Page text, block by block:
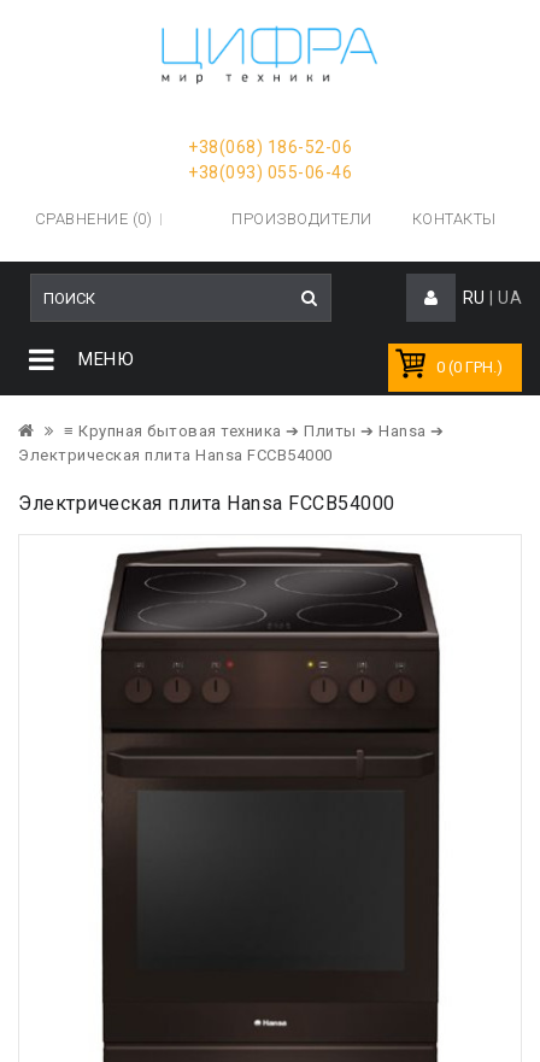
+38(068) 186-52-06
+38(093) 055-06-46
СРАВНЕНИЕ (0) ПРОИЗВОДИТЕЛИ КОНТАКТЫ
RU UA
0 (0 ГРН.)
МЕНЮ
≡ Крупная бытовая техника ➔ Плиты ➔ Hansa ➔
Электрическая плита Hansa FCCB54000
Электрическая плита Hansa FCCB54000